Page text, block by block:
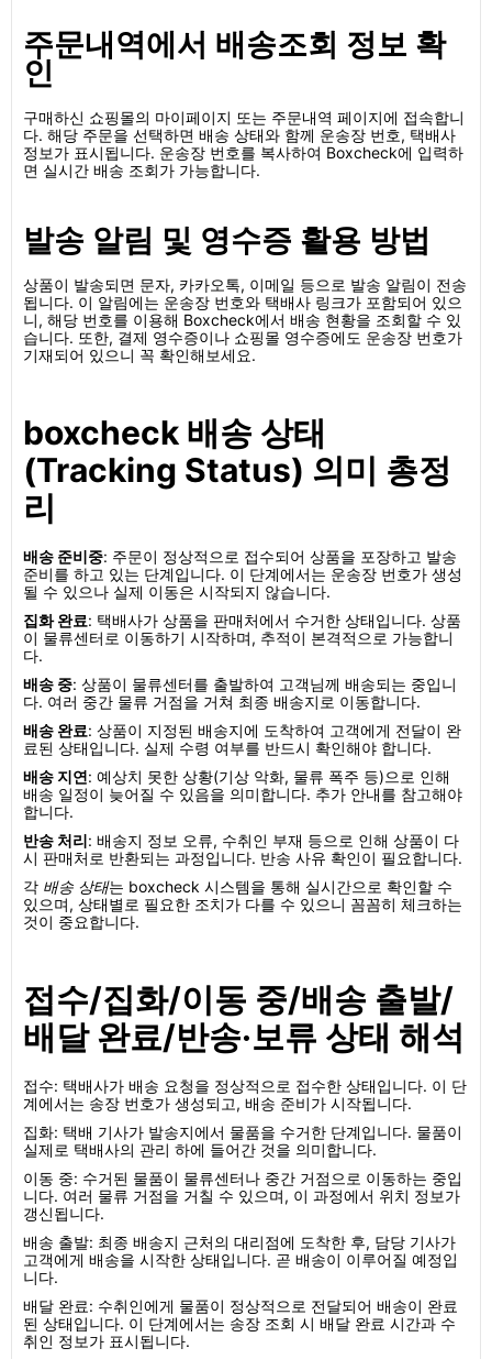
주문내역에서 배송조회 정보 확
인
구매하신 쇼핑몰의 마이페이지 또는 주문내역 페이지에 접속합니
다. 해당 주문을 선택하면 배송 상태와 함께 운송장 번호, 택배사
정보가 표시됩니다. 운송장 번호를 복사하여 Boxcheck에 입력하
면 실시간 배송 조회가 가능합니다.
발송 알림 및 영수증 활용 방법
상품이 발송되면 문자, 카카오톡, 이메일 등으로 발송 알림이 전송
됩니다. 이 알림에는 운송장 번호와 택배사 링크가 포함되어 있으
니, 해당 번호를 이용해 Boxcheck에서 배송 현황을 조회할 수 있
습니다. 또한, 결제 영수증이나 쇼핑몰 영수증에도 운송장 번호가
기재되어 있으니 꼭 확인해보세요.
boxcheck 배송 상태
(Tracking Status) 의미 총정
리
배송 준비중: 주문이 정상적으로 접수되어 상품을 포장하고 발송
준비를 하고 있는 단계입니다. 이 단계에서는 운송장 번호가 생성
될 수 있으나 실제 이동은 시작되지 않습니다.
집화 완료: 택배사가 상품을 판매처에서 수거한 상태입니다. 상품
이 물류센터로 이동하기 시작하며, 추적이 본격적으로 가능합니
다.
배송 중: 상품이 물류센터를 출발하여 고객님께 배송되는 중입니
다. 여러 중간 물류 거점을 거쳐 최종 배송지로 이동합니다.
배송 완료: 상품이 지정된 배송지에 도착하여 고객에게 전달이 완
료된 상태입니다. 실제 수령 여부를 반드시 확인해야 합니다.
배송 지연: 예상치 못한 상황(기상 악화, 물류 폭주 등)으로 인해
배송 일정이 늦어질 수 있음을 의미합니다. 추가 안내를 참고해야
합니다.
반송 처리: 배송지 정보 오류, 수취인 부재 등으로 인해 상품이 다
시 판매처로 반환되는 과정입니다. 반송 사유 확인이 필요합니다.
각 배송 상태는 boxcheck 시스템을 통해 실시간으로 확인할 수
있으며, 상태별로 필요한 조치가 다를 수 있으니 꼼꼼히 체크하는
것이 중요합니다.
접수/집화/이동 중/배송 출발/
배달 완료/반송·보류 상태 해석
접수: 택배사가 배송 요청을 정상적으로 접수한 상태입니다. 이 단
계에서는 송장 번호가 생성되고, 배송 준비가 시작됩니다.
집화: 택배 기사가 발송지에서 물품을 수거한 단계입니다. 물품이
실제로 택배사의 관리 하에 들어간 것을 의미합니다.
이동 중: 수거된 물품이 물류센터나 중간 거점으로 이동하는 중입
니다. 여러 물류 거점을 거칠 수 있으며, 이 과정에서 위치 정보가
갱신됩니다.
배송 출발: 최종 배송지 근처의 대리점에 도착한 후, 담당 기사가
고객에게 배송을 시작한 상태입니다. 곧 배송이 이루어질 예정입
니다.
배달 완료: 수취인에게 물품이 정상적으로 전달되어 배송이 완료
된 상태입니다. 이 단계에서는 송장 조회 시 배달 완료 시간과 수
취인 정보가 표시됩니다.